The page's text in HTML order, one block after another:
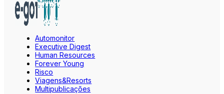
Automonitor
Executive Digest
Human Resources
Forever Young
Risco
Viagens&Resorts
Multipublicações